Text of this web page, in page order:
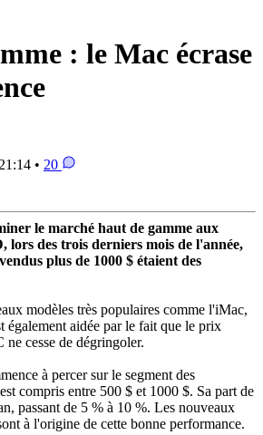
: le Mac écrase
• 20
le marché haut de gamme aux
lors des trois derniers mois de l'année,
plus de 1000 $ étaient des
modèles très populaires comme l'iMac,
également aidée par le fait que le prix
ne cesse de dégringoler.
à percer sur le segment des
compris entre 500 $ et 1000 $. Sa part de
passant de 5 % à 10 %. Les nouveaux
à l'origine de cette bonne performance.